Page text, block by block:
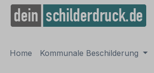
Zur Hauptnavigation springen
Home Kommunale Beschilderung